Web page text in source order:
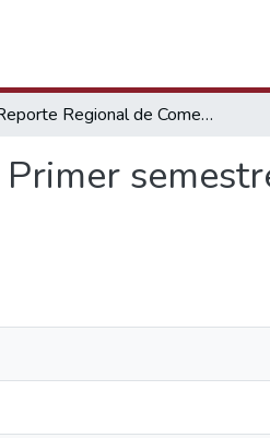
Reporte Regional de Comercio RCR Huancavelica Primer semestre 2018